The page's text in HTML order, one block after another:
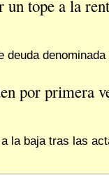
tope a la
deuda
por primera
la baja tras las